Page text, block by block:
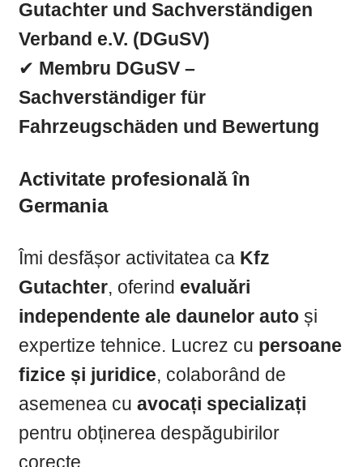
Gutachter und Sachverständigen
Verband e.V. (DGuSV)
✔ Membru DGuSV –
Sachverständiger für
Fahrzeugschäden und Bewertung
Activitate profesională în
Germania
Îmi desfășor activitatea ca Kfz
Gutachter, oferind evaluări
independente ale daunelor auto și
expertize tehnice. Lucrez cu persoane
fizice și juridice, colaborând de
asemenea cu avocați specializați
pentru obținerea despăgubirilor
corecte.